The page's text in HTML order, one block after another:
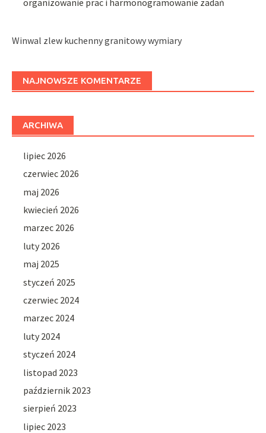
Winwal zlew kuchenny granitowy wymiary
NAJNOWSZE KOMENTARZE
ARCHIWA
lipiec 2026
czerwiec 2026
maj 2026
kwiecień 2026
marzec 2026
luty 2026
maj 2025
styczeń 2025
czerwiec 2024
marzec 2024
luty 2024
styczeń 2024
listopad 2023
październik 2023
sierpień 2023
lipiec 2023